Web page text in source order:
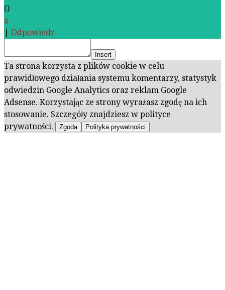
()
x
Odpowiedz
Insert
Ta strona korzysta z plików cookie w celu
prawidłowego działania systemu komentarzy, statystyk
odwiedzin Google Analytics oraz reklam Google
Adsense. Korzystając ze strony wyrażasz zgodę na ich
stosowanie. Szczegóły znajdziesz w polityce
prywatności.
Zgoda Polityka prywatności